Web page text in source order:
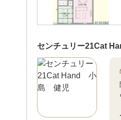
センチュリー21Cat